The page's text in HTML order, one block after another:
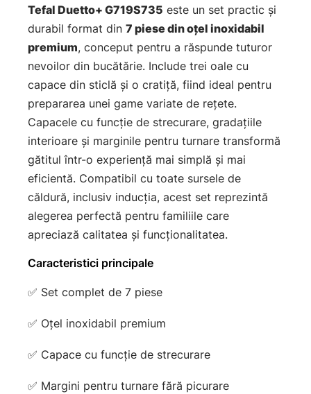
Tefal Duetto+ G719S735 este un set practic și
durabil format din 7 piese din oțel inoxidabil
premium, conceput pentru a răspunde tuturor
nevoilor din bucătărie. Include trei oale cu
capace din sticlă și o cratiță, fiind ideal pentru
prepararea unei game variate de rețete.
Capacele cu funcție de strecurare, gradațiile
interioare și marginile pentru turnare transformă
gătitul într-o experiență mai simplă și mai
eficientă. Compatibil cu toate sursele de
căldură, inclusiv inducția, acest set reprezintă
alegerea perfectă pentru familiile care
apreciază calitatea și funcționalitatea.
Caracteristici principale
✅ Set complet de 7 piese
✅ Oțel inoxidabil premium
✅ Capace cu funcție de strecurare
✅ Margini pentru turnare fără picurare